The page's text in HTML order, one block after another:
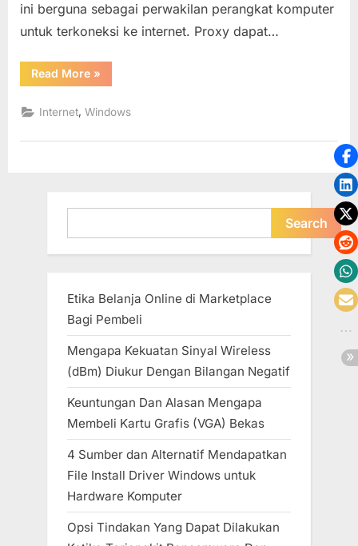
Google
ini berguna sebagai perwakilan perangkat komputer
untuk terkoneksi ke internet. Proxy dapat…
Read More“Setting
Proxy
Sistem
Operasi
dan
Internet
»
Internet,Windows
Search
Etika Belanja Online di Marketplace
Bagi Pembeli
Mengapa Kekuatan Sinyal Wireless
(dBm) Diukur Dengan Bilangan Negatif
Keuntungan Dan Alasan Mengapa
Membeli Kartu Grafis (VGA) Bekas
4 Sumber dan Alternatif Mendapatkan
File Install Driver Windows untuk
Hardware Komputer
Opsi Tindakan Yang Dapat Dilakukan